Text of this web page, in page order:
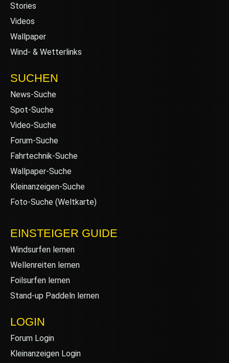
Stories
Videos
Wallpaper
Wind- & Wetterlinks
SUCHEN
News-Suche
Spot-Suche
Video-Suche
Forum-Suche
Fahrtechnik-Suche
Wallpaper-Suche
Kleinanzeigen-Suche
Foto-Suche (Weltkarte)
EINSTEIGER GUIDE
Windsurfen lernen
Wellenreiten lernen
Foilsurfen lernen
Stand-up Paddeln lernen
LOGIN
Forum Login
Kleinanzeigen Login